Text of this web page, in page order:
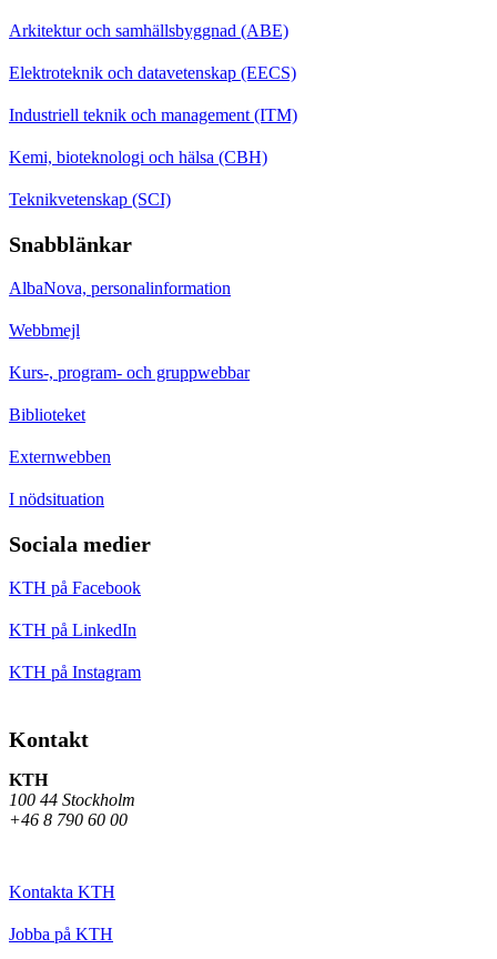
Arkitektur och samhällsbyggnad (ABE)
Elektroteknik och datavetenskap (EECS)
Industriell teknik och management (ITM)
Kemi, bioteknologi och hälsa (CBH)
Teknikvetenskap (SCI)
Snabblänkar
AlbaNova, personalinformation
Webbmejl
Kurs-, program- och gruppwebbar
Biblioteket
Externwebben
I nödsituation
Sociala medier
KTH på Facebook
KTH på LinkedIn
KTH på Instagram
Kontakt
KTH
100 44 Stockholm
+46 8 790 60 00
Kontakta KTH
Jobba på KTH